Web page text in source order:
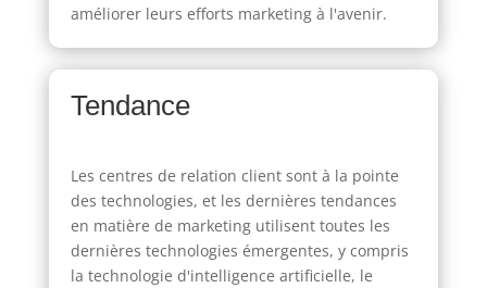
améliorer leurs efforts marketing à l'avenir.
Tendance
Les centres de relation client sont à la pointe
des technologies, et les dernières tendances
en matière de marketing utilisent toutes les
dernières technologies émergentes, y compris
la technologie d'intelligence artificielle, le